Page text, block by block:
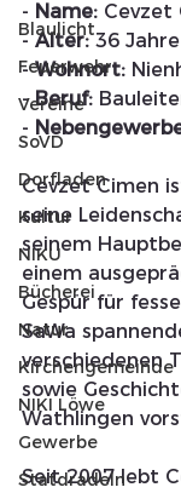
Blaulicht
Feuerwehr
Vereine
SoVD
Dorfladen
Kultur
NIKU
Bücherei
Natur
Kirchengemeinde
NIKI Löwe
Gewerbe
Statdradeln
- Name: Cevzet
- Alter: 36 Jahre
- Wohnort:
- Beruf:
-
Cevzet Cimen
seine
seinem
einem
Gespür für
SaWa
verschiedenen
sowie
Wathlingen
Seit 2007 lebt